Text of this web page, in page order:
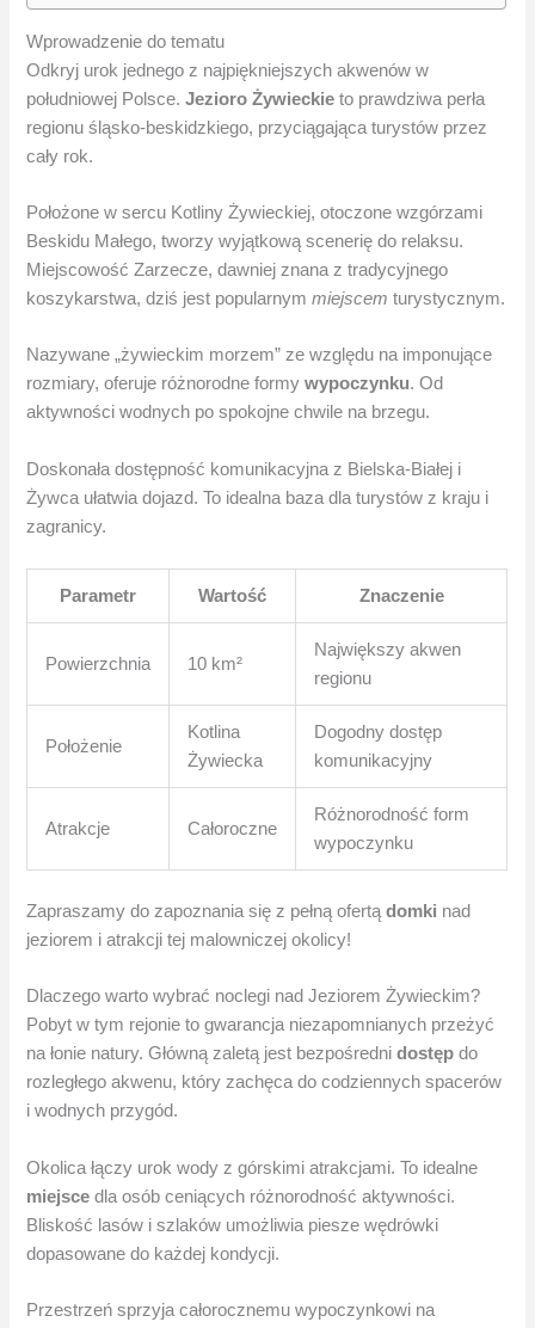
Wprowadzenie do tematu
Odkryj urok jednego z najpiękniejszych akwenów w
południowej Polsce.Jezioro Żywieckie to prawdziwa perła
regionu śląsko-beskidzkiego, przyciągająca turystów przez
cały rok.
Położone w sercu Kotliny Żywieckiej, otoczone wzgórzami
Beskidu Małego, tworzy wyjątkową scenerię do relaksu.
Miejscowość Zarzecze, dawniej znana z tradycyjnego
koszykarstwa, dziś jest popularnymmiejscem turystycznym.
Nazywane „żywieckim morzem” ze względu na imponujące
rozmiary, oferuje różnorodne formywypoczynku. Od
aktywności wodnych po spokojne chwile na brzegu.
Doskonała dostępność komunikacyjna z Bielska-Białej i
Żywca ułatwia dojazd. To idealna baza dla turystów z kraju i
zagranicy.
Parametr Wartość Znaczenie
Powierzchnia 10 km²
Największy akwen
regionu
Położenie
Kotlina
Żywiecka
Dogodny dostęp
komunikacyjny
Atrakcje Całoroczne
Różnorodność form
wypoczynku
Zapraszamy do zapoznania się z pełną ofertądomki nad
jeziorem i atrakcji tej malowniczej okolicy!
Dlaczego warto wybrać noclegi nad Jeziorem Żywieckim?
Pobyt w tym rejonie to gwarancja niezapomnianych przeżyć
na łonie natury. Główną zaletą jest bezpośrednidostęp do
rozległego akwenu, który zachęca do codziennych spacerów
i wodnych przygód.
Okolica łączy urok wody z górskimi atrakcjami. To idealne
miejsce dla osób ceniących różnorodność aktywności.
Bliskość lasów i szlaków umożliwia piesze wędrówki
dopasowane do każdej kondycji.
Przestrzeń sprzyja całorocznemu wypoczynkowi na